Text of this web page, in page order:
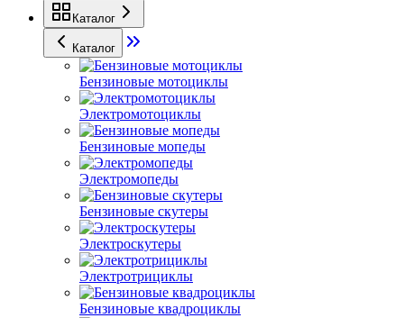
Каталог
Каталог
Бензиновые мотоциклы
Электромотоциклы
Бензиновые мопеды
Электромопеды
Бензиновые скутеры
Электроскутеры
Электротрициклы
Бензиновые квадроциклы